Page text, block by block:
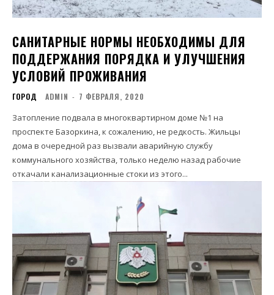
САНИТАРНЫЕ НОРМЫ НЕОБХОДИМЫ ДЛЯ
ПОДДЕРЖАНИЯ ПОРЯДКА И УЛУЧШЕНИЯ
УСЛОВИЙ ПРОЖИВАНИЯ
ГОРОД ADMIN - 7 ФЕВРАЛЯ, 2020
Затопление подвала в многоквартирном доме №1 на
проспекте Базоркина, к сожалению, не редкость. Жильцы
дома в очередной раз вызвали аварийную службу
коммунального хозяйства, только неделю назад рабочие
откачали канализационные стоки из этого...